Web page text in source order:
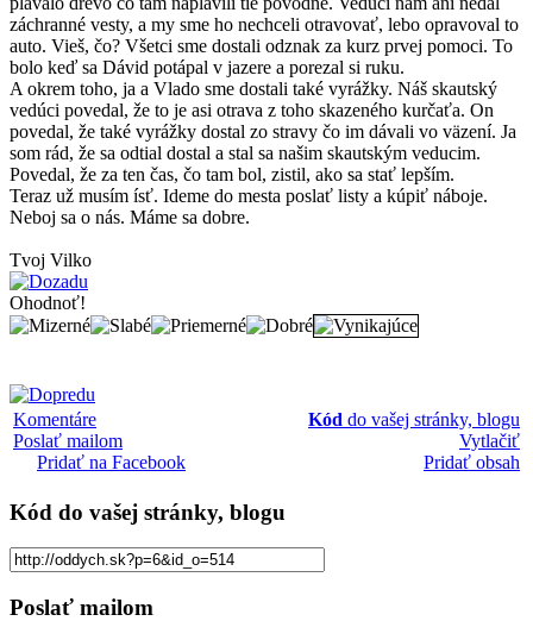
záchranné vesty, a my sme ho nechceli otravovať, lebo opravoval to
auto. Vieš, čo? Všetci sme dostali odznak za kurz prvej pomoci. To
bolo keď sa Dávid potápal v jazere a porezal si ruku.
A okrem toho, ja a Vlado sme dostali také vyrážky. Náš skautský
vedúci povedal, že to je asi otrava z toho skazeného kurčaťa. On
povedal, že také vyrážky dostal zo stravy čo im dávali vo väzení. Ja
som rád, že sa odtial dostal a stal sa našim skautským veducim.
Povedal, že za ten čas, čo tam bol, zistil, ako sa stať lepším.
Teraz už musím ísť. Ideme do mesta poslať listy a kúpiť náboje.
Neboj sa o nás. Máme sa dobre.
Tvoj Vilko
Ohodnoť!
Komentáre
Poslať mailom
Pridať na Facebook
Kód do vašej stránky, blogu
Vytlačiť
Pridať obsah
Kód do vašej stránky, blogu
Poslať mailom